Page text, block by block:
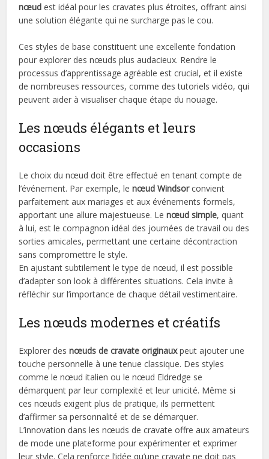
nœud est idéal pour les cravates plus étroites, offrant ainsi
une solution élégante qui ne surcharge pas le cou.
Ces styles de base constituent une excellente fondation
pour explorer des nœuds plus audacieux. Rendre le
processus d’apprentissage agréable est crucial, et il existe
de nombreuses ressources, comme des tutoriels vidéo, qui
peuvent aider à visualiser chaque étape du nouage.
Les nœuds élégants et leurs
occasions
Le choix du nœud doit être effectué en tenant compte de
l’événement. Par exemple, lenœud Windsorconvient
parfaitement aux mariages et aux événements formels,
apportant une allure majestueuse. Lenœud simple, quant
à lui, est le compagnon idéal des journées de travail ou des
sorties amicales, permettant une certaine décontraction
sans compromettre le style.
En ajustant subtilement le type de nœud, il est possible
d’adapter son look à différentes situations. Cela invite à
réfléchir sur l’importance de chaque détail vestimentaire.
Les nœuds modernes et créatifs
Explorer desnœuds de cravate originauxpeut ajouter une
touche personnelle à une tenue classique. Des styles
comme le nœud italien ou le nœud Eldredge se
démarquent par leur complexité et leur unicité. Même si
ces nœuds exigent plus de pratique, ils permettent
d’affirmer sa personnalité et de se démarquer.
L’innovation dans les nœuds de cravate offre aux amateurs
de mode une plateforme pour expérimenter et exprimer
leur style. Cela renforce l’idée qu’une cravate ne doit pas